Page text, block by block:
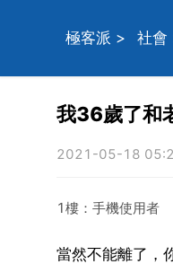
極客派 > 社會
我36歲了和
2021-05-18
1樓：手機使用者
當然不能離了，